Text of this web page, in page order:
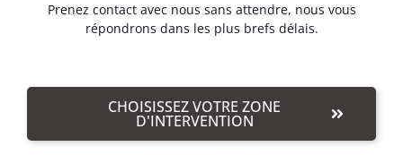
Prenez contact avec nous sans attendre, nous vous
répondrons dans les plus brefs délais.
CHOISISSEZ VOTRE ZONE
D'INTERVENTION